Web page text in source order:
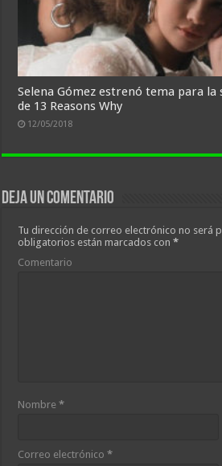
Selena Gómez estrenó tema para la
de 13 Reasons Why
12/05/2018
Deja un comentario
Tu dirección de correo electrónico no será
obligatorios están marcados con*
Comentario
Nombre*
Correo electrónico*